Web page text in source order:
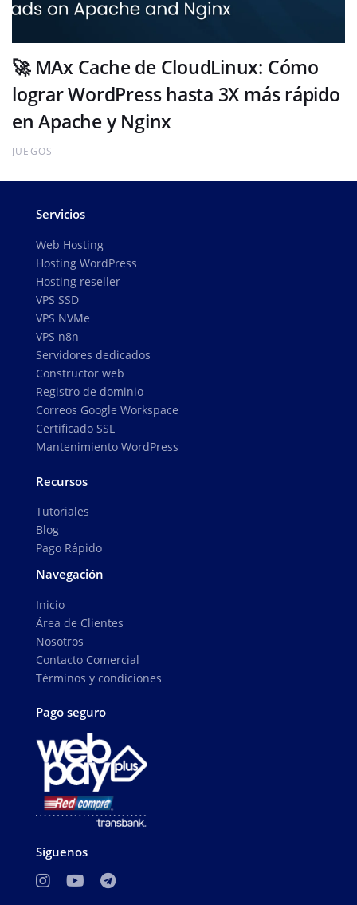
🚀 MAx Cache de CloudLinux: Cómo
lograr WordPress hasta 3X más rápido
en Apache y Nginx
JUEGOS
Servicios
Web Hosting
Hosting WordPress
Hosting reseller
VPS SSD
VPS NVMe
VPS n8n
Servidores dedicados
Constructor web
Registro de dominio
Correos Google Workspace
Certificado SSL
Mantenimiento WordPress
Recursos
Tutoriales
Blog
Pago Rápido
Navegación
Inicio
Área de Clientes
Nosotros
Contacto Comercial
Términos y condiciones
Pago seguro
Síguenos